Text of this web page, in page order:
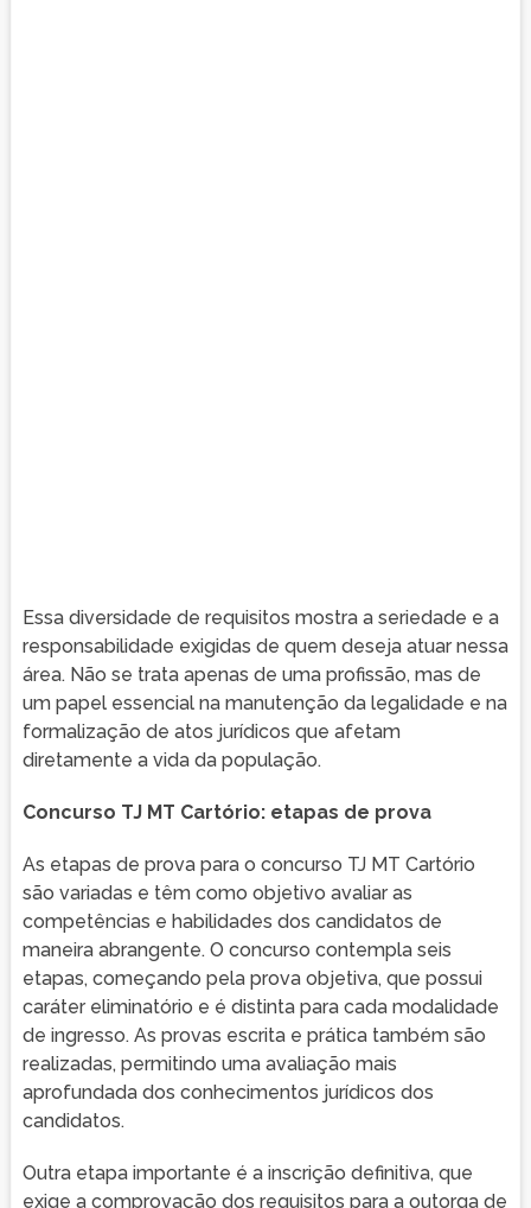
Essa diversidade de requisitos mostra a seriedade e a
responsabilidade exigidas de quem deseja atuar nessa
área. Não se trata apenas de uma profissão, mas de
um papel essencial na manutenção da legalidade e na
formalização de atos jurídicos que afetam
diretamente a vida da população.
Concurso TJ MT Cartório: etapas de prova
As etapas de prova para o concurso TJ MT Cartório
são variadas e têm como objetivo avaliar as
competências e habilidades dos candidatos de
maneira abrangente. O concurso contempla seis
etapas, começando pela prova objetiva, que possui
caráter eliminatório e é distinta para cada modalidade
de ingresso. As provas escrita e prática também são
realizadas, permitindo uma avaliação mais
aprofundada dos conhecimentos jurídicos dos
candidatos.
Outra etapa importante é a inscrição definitiva, que
exige a comprovação dos requisitos para a outorga de